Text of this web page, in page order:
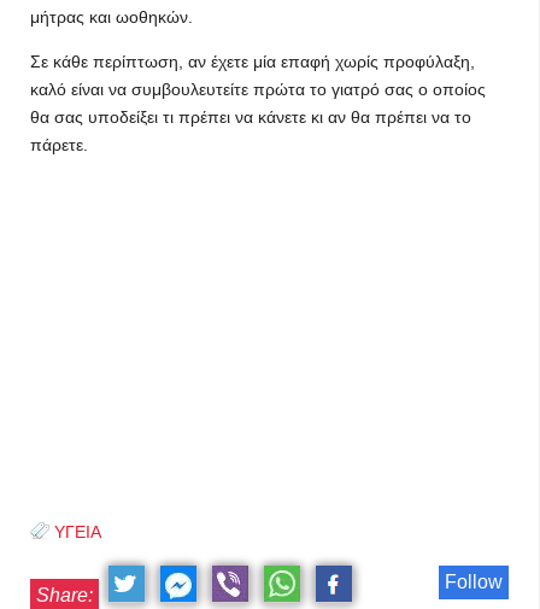
μήτρας και ωοθηκών.
Σε κάθε περίπτωση, αν έχετε μία επαφή χωρίς προφύλαξη,
καλό είναι να συμβουλευτείτε πρώτα το γιατρό σας ο οποίος
θα σας υποδείξει τι πρέπει να κάνετε κι αν θα πρέπει να το
πάρετε.
ΥΓΕΙΑ
Follow
Share: